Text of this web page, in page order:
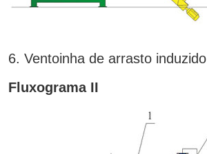
6. Ventoinha de arrasto induzido
Fluxograma II